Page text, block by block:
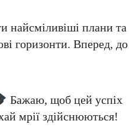
найсміливіші плани та
горизонти. Вперед, до
Бажаю, щоб цей успіх
мрії здійснюються!